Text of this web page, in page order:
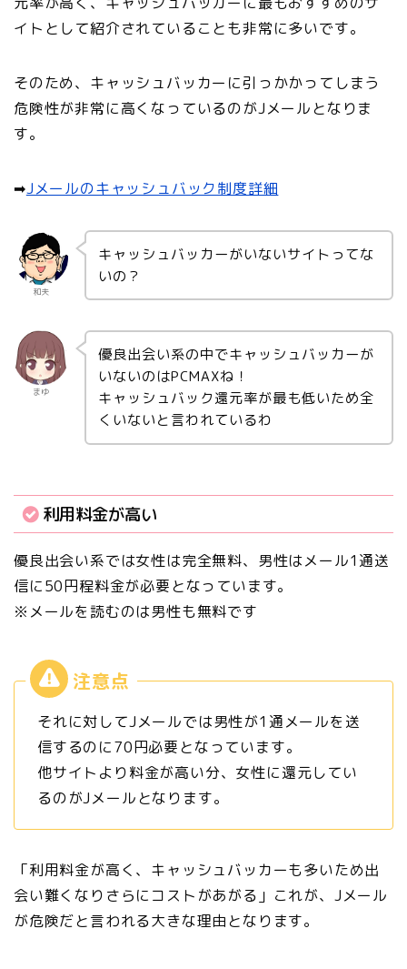
イトとして紹介されていることも非常に多いです。
そのため、 キャッシュバッカーに引っかかってしまう
危険性が非常に高くなっているのがJメールとなりま
す。
➡︎Jメールのキャッシュバック制度詳細
和夫
キャッシュバッカーがいないサイトってな
いの？
まゆ
優良出会い系の中でキャッシュバッカーが
いないのはPCMAXね！
キャッシュバック還元率が最も低いため全
くいないと言われているわ
利用料金が高い
優良出会い系では女性は完全無料、男性はメール1通送
信に50円程料金が必要となっています。
※メールを読むのは男性も無料です
それに対してJメールでは男性が1通メールを送
信するのに70円必要となっています。
他サイトより料金が高い分、女性に還元してい
るのがJメールとなります。
「利用料金が高く、キャッシュバッカーも多いため出
会い難くなりさらにコストがあがる」これが、Jメール
が危険だと言われる大きな理由となります。